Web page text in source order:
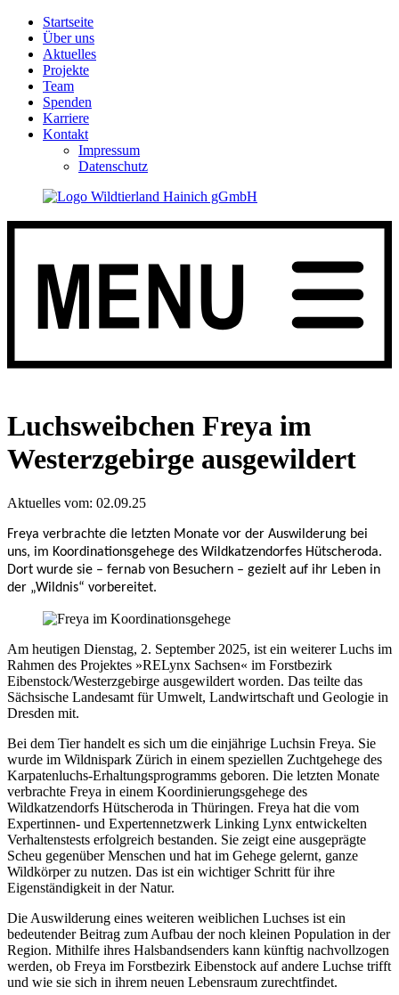
Startseite
Über uns
Aktuelles
Projekte
Team
Spenden
Karriere
Kontakt
Impressum
Datenschutz
Luchsweibchen Freya im
Westerzgebirge ausgewildert
Aktuelles vom: 02.09.25
Freya verbrachte die letzten Monate vor der Auswilderung bei
uns, im Koordinationsgehege des Wildkatzendorfes Hütscheroda.
Dort wurde sie – fernab von Besuchern – gezielt auf ihr Leben in
der „Wildnis“ vorbereitet.
Am heutigen Dienstag, 2. September 2025, ist ein weiterer Luchs im
Rahmen des Projektes »RELynx Sachsen« im Forstbezirk
Eibenstock/Westerzgebirge ausgewildert worden. Das teilte das
Sächsische Landesamt für Umwelt, Landwirtschaft und Geologie in
Dresden mit.
Bei dem Tier handelt es sich um die einjährige Luchsin Freya. Sie
wurde im Wildnispark Zürich in einem speziellen Zuchtgehege des
Karpatenluchs-Erhaltungsprogramms geboren. Die letzten Monate
verbrachte Freya in einem Koordinierungsgehege des
Wildkatzendorfs Hütscheroda in Thüringen. Freya hat die vom
Expertinnen- und Expertennetzwerk Linking Lynx entwickelten
Verhaltenstests erfolgreich bestanden. Sie zeigt eine ausgeprägte
Scheu gegenüber Menschen und hat im Gehege gelernt, ganze
Wildkörper zu nutzen. Das ist ein wichtiger Schritt für ihre
Eigenständigkeit in der Natur.
Die Auswilderung eines weiteren weiblichen Luchses ist ein
bedeutender Beitrag zum Aufbau der noch kleinen Population in der
Region. Mithilfe ihres Halsbandsenders kann künftig nachvollzogen
werden, ob Freya im Forstbezirk Eibenstock auf andere Luchse trifft
und wie sie sich in ihrem neuen Lebensraum zurechtfindet.